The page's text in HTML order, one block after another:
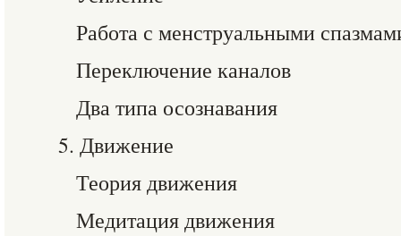
Работа с менструальными
Переключение каналов
Два типа осознавания
5. Движение
Теория движения
Медитация движения